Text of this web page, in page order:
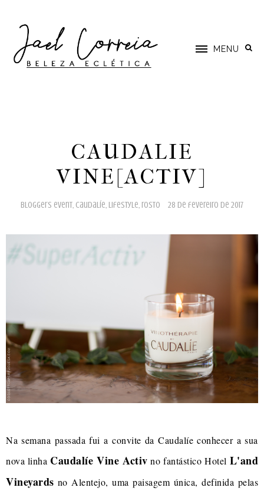
MENU
CAUDALIE
VINE[ACTIV]
bloggers event, caudalíe, lifestyle, rosto 28 de fevereiro de 2017
Na semana passada fui a convite da Caudalíe conhecer a sua
nova linha Caudalíe Vine Activ no fantástico Hotel L'and
Vineyards no Alentejo, uma paisagem única, definida pelas